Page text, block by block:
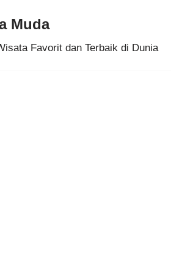
Muda
Favorit dan Terbaik di Dunia